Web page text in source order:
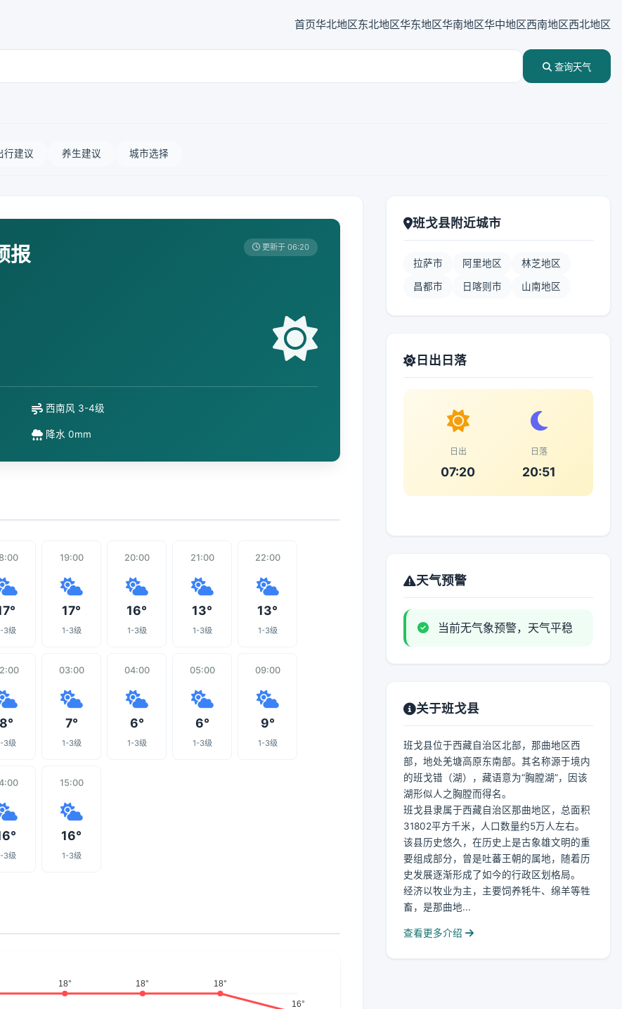
首页华北地区东北地区华东地区华南地区华中地区西南地区西北地区
查询天气
行建议 养生建议 城市选择
报 更新于 06:20
西南风 3-4级
降水 0mm
3级
19:00
17°
1-3级
20:00
16°
1-3级
21:00
13°
1-3级
22:00
13°
1-3级
8°
3级
03:00
7°
1-3级
04:00
6°
1-3级
05:00
6°
1-3级
09:00
9°
1-3级
3级
15:00
16°
1-3级
班戈县附近城市
拉萨市 阿里地区 林芝地区
昌都市 日喀则市 山南地区
日出日落
日出
07:20
日落
20:51
天气预警
当前无气象预警，天气平稳
关于班戈县
班戈县位于西藏自治区北部，那曲地区西
部，地处羌塘高原东南部。其名称源于境内
的班戈错（湖），藏语意为“胸膛湖”，因该
湖形似人之胸膛而得名。
班戈县隶属于西藏自治区那曲地区，总面积
31802平方千米，人口数量约5万人左右。
该县历史悠久，在历史上是古象雄文明的重
要组成部分，曾是吐蕃王朝的属地，随着历
史发展逐渐形成了如今的行政区划格局。
经济以牧业为主，主要饲养牦牛、绵羊等牲
畜，是那曲地...
查看更多介绍